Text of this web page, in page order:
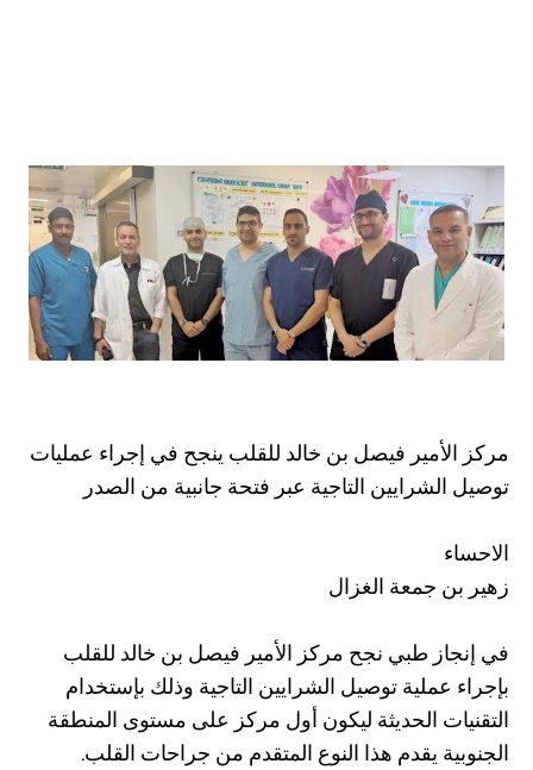
مركز الأمير فيصل بن خالد للقلب ينجح في إجراء عمليات
توصيل الشرايين التاجية عبر فتحة جانبية من الصدر
الاحساء
زهير بن جمعة الغزال
في إنجاز طبي نجح مركز الأمير فيصل بن خالد للقلب
بإجراء عملية توصيل الشرايين التاجية وذلك بإستخدام
التقنيات الحديثة ليكون أول مركز على مستوى المنطقة
الجنوبية يقدم هذا النوع المتقدم من جراحات القلب.